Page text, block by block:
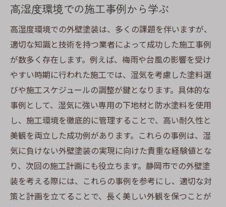
高湿度環境での施工事例から学ぶ
高湿度環境での外壁塗装は、多くの課題を伴いますが、
適切な知識と技術を持つ業者によって成功した施工事例
が数多く存在します。例えば、梅雨や台風の影響を受け
やすい時期に行われた施工では、湿気を考慮した塗料選
びや施工スケジュールの調整が鍵となります。具体的な
事例として、湿気に強い専用の下地材と防水塗料を使用
し、施工環境を徹底的に管理することで、高い耐久性と
美観を両立した成功例があります。これらの事例は、湿
気に負けない外壁塗装の実現に向けた貴重な経験値とな
り、次回の施工計画にも役立ちます。静岡市での外壁塗
装を考える際には、これらの事例を参考にし、適切な対
策と計画を立てることで、長く美しい外観を保つことが